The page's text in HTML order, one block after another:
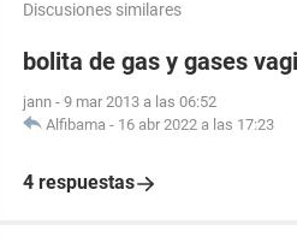
Discusiones similares
bolita de gas y gases
jann - 9 mar 2013 a las 06:52
Alfibama - 16 abr 2022 a las 17:23
4 respuestas